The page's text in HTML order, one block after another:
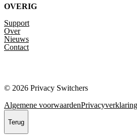
OVERIG
Support
Over
Nieuws
Contact
© 2026 Privacy Switchers
Algemene voorwaardenPrivacyverklaring
Terug